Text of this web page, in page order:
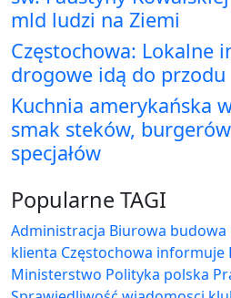
mld ludzi na Ziemi
Częstochowa: Lokalne
drogowe idą do przodu
Kuchnia amerykańska
smak steków,
specjałów
Popularne TAGI
Administracja Biurowa budowa
klienta Częstochowa informuje
Ministerstwo Polityka polska